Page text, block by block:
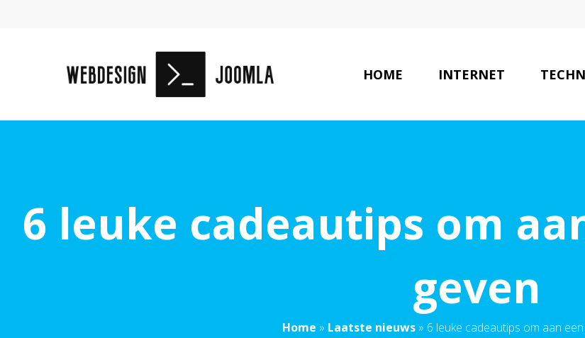
HOME INTERNET
6 leuke cadeautips om
geven
Home » Laatste nieuws » 6 leuke cadeautips om aan